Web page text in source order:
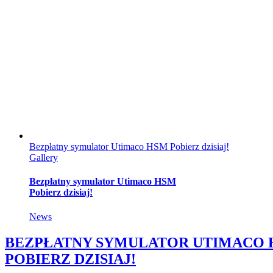
Bezpłatny symulator Utimaco HSM Pobierz dzisiaj!
Gallery
Bezpłatny symulator Utimaco HSM
Pobierz dzisiaj!
News
BEZPŁATNY SYMULATOR UTIMACO
POBIERZ DZISIAJ!